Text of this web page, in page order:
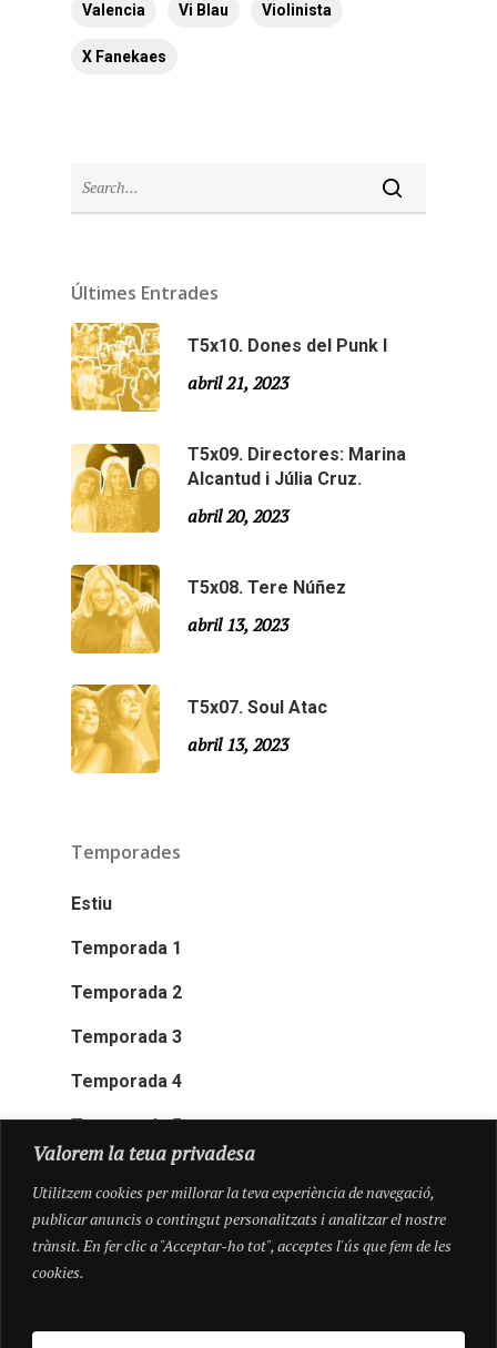
Valorem la teua privadesa
Utilitzem cookies per millorar la teva experiència de navegació,
publicar anuncis o contingut personalitzats i analitzar el nostre
trànsit. En fer clic a "Acceptar-ho tot", acceptes l'ús que fem de les
cookies.
Valencia Vi Blau Violinista
X Fanekaes
Últimes Entrades
T5x10. Dones del Punk I
abril 21, 2023
T5x09. Directores: Marina
Alcantud i Júlia Cruz.
abril 20, 2023
T5x08. Tere Núñez
abril 13, 2023
T5x07. Soul Atac
abril 13, 2023
Temporades
Estiu
Temporada 1
Temporada 2
Temporada 3
Temporada 4
Temporada 5